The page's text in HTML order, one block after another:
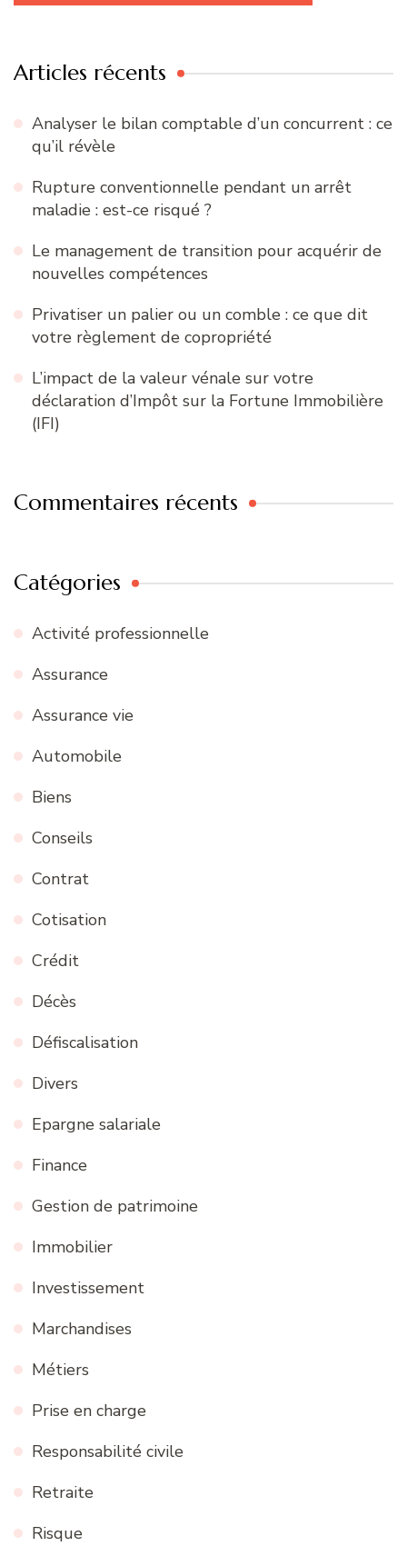
Articles récents
Analyser le bilan comptable d’un concurrent : ce
qu’il révèle
Rupture conventionnelle pendant un arrêt
maladie : est-ce risqué ?
Le management de transition pour acquérir de
nouvelles compétences
Privatiser un palier ou un comble : ce que dit
votre règlement de copropriété
L’impact de la valeur vénale sur votre
déclaration d’Impôt sur la Fortune Immobilière
(IFI)
Commentaires récents
Catégories
Activité professionnelle
Assurance
Assurance vie
Automobile
Biens
Conseils
Contrat
Cotisation
Crédit
Décès
Défiscalisation
Divers
Epargne salariale
Finance
Gestion de patrimoine
Immobilier
Investissement
Marchandises
Métiers
Prise en charge
Responsabilité civile
Retraite
Risque